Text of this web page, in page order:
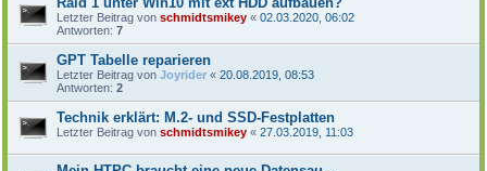
Letzter Beitrag von schmidtsmikey « 02.03.2020, 06:02
Antworten: 7
GPT Tabelle reparieren
Letzter Beitrag von Joyrider « 20.08.2019, 08:53
Antworten: 2
Technik erklärt: M.2- und SSD-Festplatten
Letzter Beitrag von schmidtsmikey « 27.03.2019, 11:03